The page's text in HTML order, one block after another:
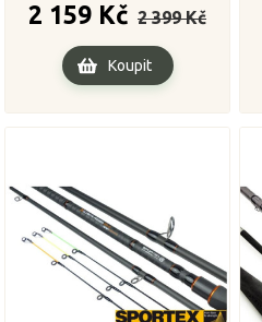
2 159 Kč
cena
2 399 Kč
Koupit